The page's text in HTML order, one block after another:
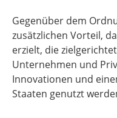
Gegenüber dem
zusätzlichen Vorteil,
erzielt, die
Unternehmen und
Innovationen und
Staaten genutzt